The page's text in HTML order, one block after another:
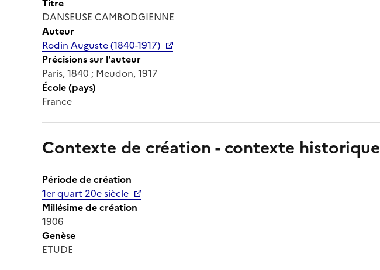
DANSEUSE CAMBODGIENNE
Auteur
Rodin Auguste (1840-1917)
Précisions sur l'auteur
Paris, 1840 ; Meudon, 1917
École (pays)
France
Contexte de création - contexte historique
Période de création
1er quart 20e siècle
Millésime de création
1906
Genèse
ETUDE